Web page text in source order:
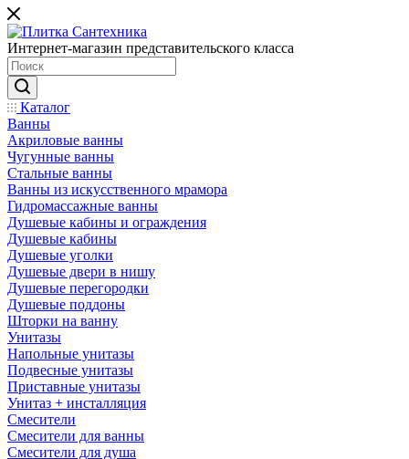
Интернет-магазин представительского класса
Каталог
Ванны
Акриловые ванны
Чугунные ванны
Стальные ванны
Ванны из искусственного мрамора
Гидромассажные ванны
Душевые кабины и ограждения
Душевые кабины
Душевые уголки
Душевые двери в нишу
Душевые перегородки
Душевые поддоны
Шторки на ванну
Унитазы
Напольные унитазы
Подвесные унитазы
Приставные унитазы
Унитаз + инсталляция
Смесители
Смесители для ванны
Смесители для душа